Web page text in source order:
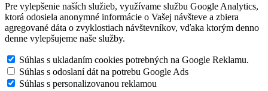
Pre vylepšenie naších služieb, využívame službu Google Analytics,
ktorá odosiela anonymné informácie o Vašej návšteve a zbiera
agregované dáta o zvyklostiach návštevníkov, vďaka ktorým denno
denne vylepšujeme naše služby.
Súhlas s ukladaním cookies potrebných na Google Reklamu.
Súhlas s odoslaní dát na potrebu Google Ads
Súhlas s personalizovanou reklamou